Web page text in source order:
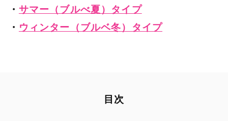
・ サマー（ブルべ夏）タイプ
・ ウィンター（ブルベ冬）タイプ
目次